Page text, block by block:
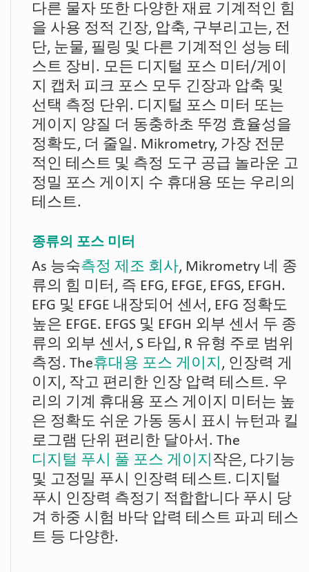
다른 물자 또한 다양한 재료 기계적인 힘
을 사용 정적 긴장, 압축, 구부리고는, 전
단, 눈물, 필링 및 다른 기계적인 성능 테
스트 장비. 모든 디지털 포스 미터/게이
지 캡처 피크 포스 모두 긴장과 압축 및
선택 측정 단위. 디지털 포스 미터 또는
게이지 양질 더 동충하초 뚜껑 효율성을
정확도, 더 줄일. Mikrometry, 가장 전문
적인 테스트 및 측정 도구 공급 놀라운 고
정밀 포스 게이지 수 휴대용 또는 우리의
테스트.
종류의 포스 미터
As 능숙측정 제조 회사, Mikrometry 네 종
류의 힘 미터, 즉 EFG, EFGE, EFGS, EFGH.
EFG 및 EFGE 내장되어 센서, EFG 정확도
높은 EFGE. EFGS 및 EFGH 외부 센서 두 종
류의 외부 센서, S 타입, R 유형 주로 범위
측정. The휴대용 포스 게이지 , 인장력 게
이지, 작고 편리한 인장 압력 테스트. 우
리의 기계 휴대용 포스 게이지 미터는 높
은 정확도 쉬운 가동 동시 표시 뉴턴과 킬
로그램 단위 편리한 달아서. The
디지털 푸시 풀 포스 게이지 작은, 다기능
및 고정밀 푸시 인장력 테스트. 디지털
푸시 인장력 측정기 적합합니다 푸시 당
겨 하중 시험 바닥 압력 테스트 파괴 테스
트 등 다양한.